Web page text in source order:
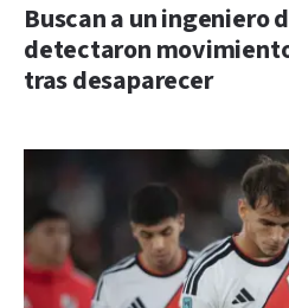
Buscan a un ingeniero
detectaron
tras desaparecer